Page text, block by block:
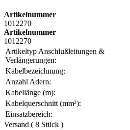
Artikelnummer
1012270
Artikelnummer
1012270
Artikeltyp Anschlußleitungen &
Verlängerungen:
Kabelbezeichnung:
Anzahl Adern:
Kabellänge (m):
Kabelquerschnitt (mm²):
Einsatzbereich:
Versand ( 8 Stück )